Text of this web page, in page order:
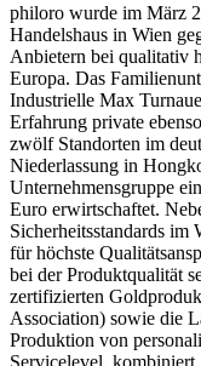
philoro wurde im März
Handelshaus in Wien
Anbietern bei qualitativ
Europa. Das
Industrielle Max
Erfahrung private
zwölf Standorten im
Niederlassung in
Unternehmensgruppe
Euro erwirtschaftet.
Sicherheitsstandards
für höchste
bei der Produktqualität
zertifizierten
Association) sowie die
Produktion von
Servicelevel, kombiniert